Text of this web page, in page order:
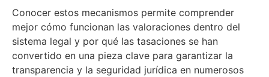
Conocer estos mecanismos permite comprender
mejor cómo funcionan las valoraciones dentro del
sistema legal y por qué las tasaciones se han
convertido en una pieza clave para garantizar la
transparencia y la seguridad jurídica en numerosos